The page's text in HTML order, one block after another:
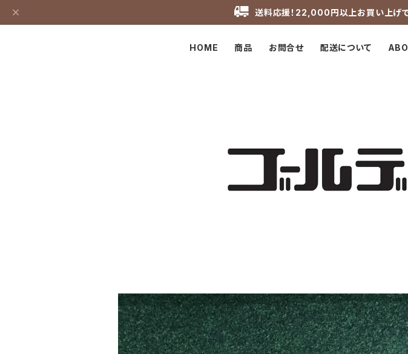
送料応援！22,000円以上お買い上げ
HOME 商品 お問合せ 配送について